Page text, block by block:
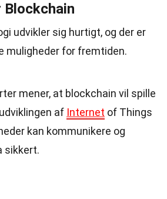
udvikler sig hurtigt, og der er
muligheder for fremtiden.
mener, at blockchain vil spille
af Internet of Things
kan kommunikere og
sikkert.